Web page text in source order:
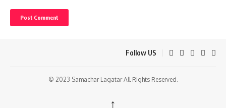
Follow US
© 2023 Samachar Lagatar All Rights Reserved.
↑